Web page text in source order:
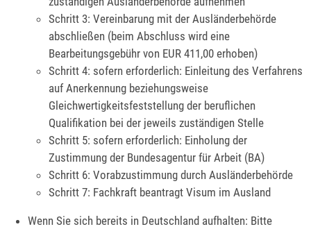
Schritt 3: Vereinbarung mit der Ausländerbehörde
abschließen (beim Abschluss wird eine
Bearbeitungsgebühr von EUR 411,00 erhoben)
Schritt 4: sofern erforderlich: Einleitung des Verfahrens
auf Anerkennung beziehungsweise
Gleichwertigkeitsfeststellung der beruflichen
Qualifikation bei der jeweils zuständigen Stelle
Schritt 5: sofern erforderlich: Einholung der
Zustimmung der Bundesagentur für Arbeit (BA)
Schritt 6: Vorabzustimmung durch Ausländerbehörde
Schritt 7: Fachkraft beantragt Visum im Ausland
Wenn Sie sich bereits in Deutschland aufhalten: Bitte